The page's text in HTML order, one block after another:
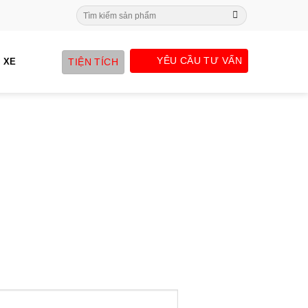
Search
for:
XE TIỆN TÍCH YÊU CẦU TƯ VẤN